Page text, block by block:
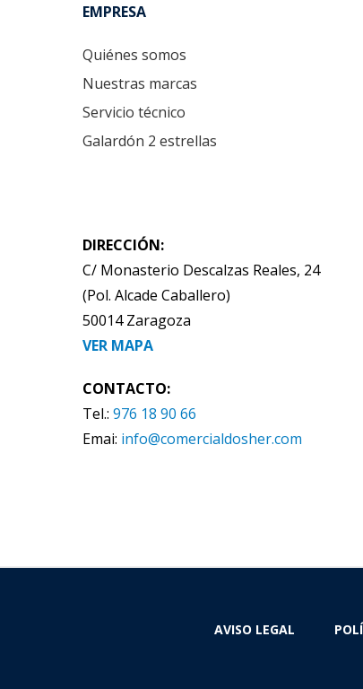
EMPRESA
Quiénes somos
Nuestras marcas
Servicio técnico
Galardón 2 estrellas
DIRECCIÓN:
C/ Monasterio Descalzas Reales, 24
(Pol. Alcade Caballero)
50014 Zaragoza
VER MAPA
CONTACTO:
Tel.: 976 18 90 66
Emai: info@comercialdosher.com
AVISO LEGAL